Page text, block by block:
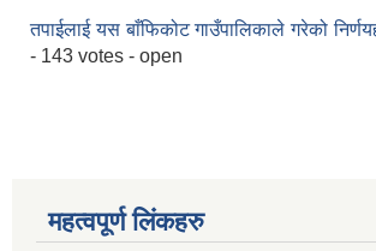
तपाईलाई यस बाँफिकोट गाउँपालिकाले गरेको
- 143 votes - open
महत्वपूर्ण लिंकहरु